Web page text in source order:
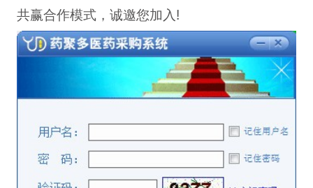
共赢合作模式，诚邀您加入!